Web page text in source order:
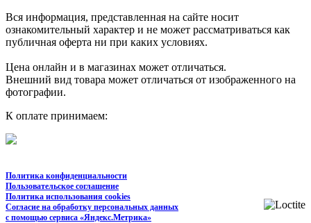
Вся информация, представленная на сайте носит
ознакомительный характер и не может рассматриваться как
публичная оферта ни при каких условиях.
Цена онлайн и в магазинах может отличаться.
Внешний вид товара может отличаться от изображенного на
фотографии.
К оплате принимаем:
Политика конфиденциальности
Пользовательское соглашение
Политика использования cookies
Согласие на обработку персональных данных
с помощью сервиса «Яндекс.Метрика»